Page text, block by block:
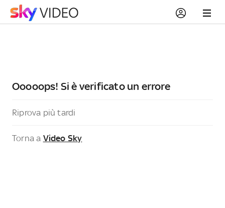
Ooooops! Si è verificato un errore
Riprova più tardi
Torna a Video Sky